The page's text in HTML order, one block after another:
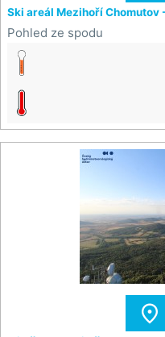
Ski areál Mezihoří Chomutov
Pohled ze spodu
